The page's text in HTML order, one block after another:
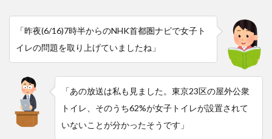
「昨夜(6/16)7時半からのNHK首都圏ナビで女子ト
イレの問題を取り上げていましたね」
「あの放送は私も見ました。東京23区の屋外公衆
トイレ、そのうち62%が女子トイレが設置されて
いないことが分かったそうです」